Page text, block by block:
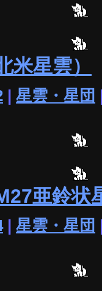
米星雲）
| 星雲・星団
亜鈴状
| 星雲・星団